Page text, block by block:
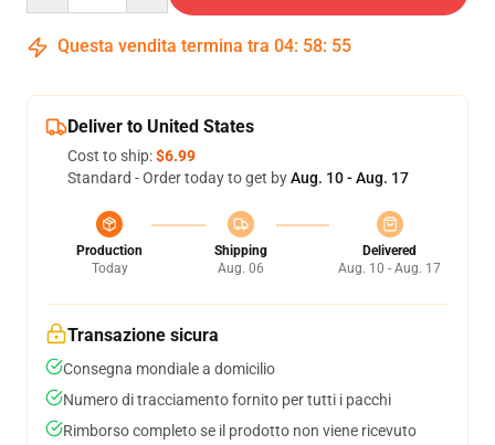
Questa vendita termina tra 04: 58: 54
Deliver to United States
Cost to ship:$6.99
Standard - Order today to get byAug. 10 - Aug. 17
Production
Today
Shipping
Aug. 06
Delivered
Aug. 10 - Aug. 17
Transazione sicura
Consegna mondiale a domicilio
Numero di tracciamento fornito per tutti i pacchi
Rimborso completo se il prodotto non viene ricevuto